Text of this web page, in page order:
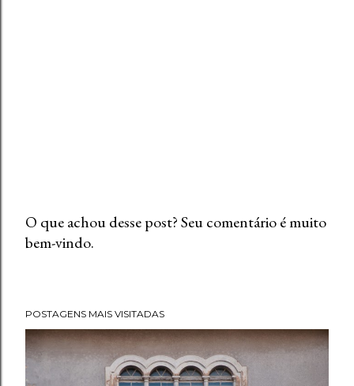
P
a
r
u
O que achou desse post? Seu comentário é muito
bem-vindo.
POSTAGENS MAIS VISITADAS